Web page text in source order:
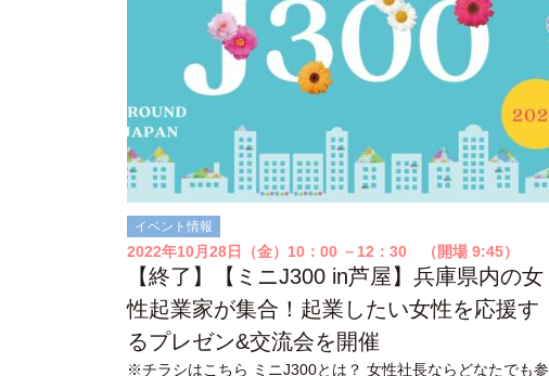
イベント情報
2022年10月28日（金）10：00 －12：30 （開場 9:45）
【終了】【ミニJ300 in芦屋】兵庫県内の女
性起業家が集合！起業したい女性を応援す
るプレゼン&交流会を開催
※チラシはこちら ミニJ300とは？ 女性社長ならどなたでも参